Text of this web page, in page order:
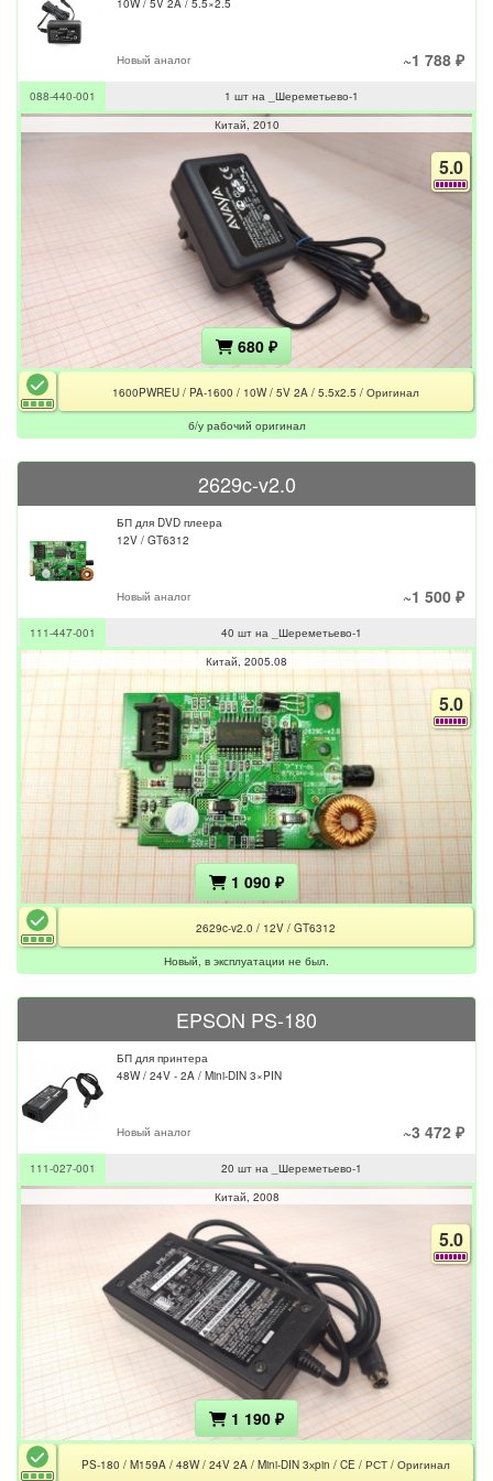
10W / 5V 2A / 5.5×2.5
Новый аналог ~1 788 ₽
088-440-001
1 шт на _Шереметьево-1
Китай 2010
5.0
680 ₽
1600PWREU / PA-1600 / 10W / 5V 2A / 5.5x2.5 / Оригинал
б/у рабочий оригинал
2629c-v2.0
БП для DVD плеера
12V / GT6312
Новый аналог ~1 500 ₽
111-447-001
40 шт на _Шереметьево-1
Китай 2005.08
5.0
1 090 ₽
2629c-v2.0 / 12V / GT6312
Новый, в эксплуатации не был.
EPSON PS-180
БП для принтера
48W / 24V - 2A / Mini-DIN 3×PIN
Новый аналог ~3 472 ₽
111-027-001
20 шт на _Шереметьево-1
Китай 2008
5.0
1 190 ₽
PS-180 / M159A / 48W / 24V 2A / Mini-DIN 3хpin / CE / РСТ / Оригинал